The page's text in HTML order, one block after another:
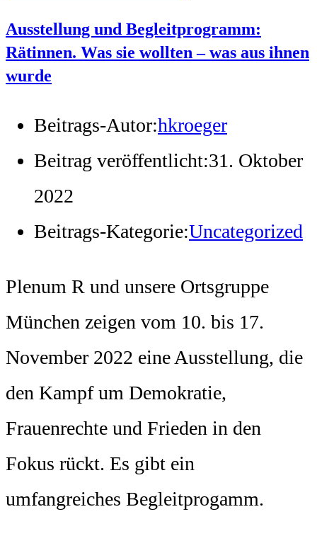
Ausstellung und Begleitprogramm:
Rätinnen. Was sie wollten – was aus ihnen
wurde
Beitrags-Autor:hkroeger
Beitrag veröffentlicht:31. Oktober
2022
Beitrags-Kategorie:Uncategorized
Plenum R und unsere Ortsgruppe
München zeigen vom 10. bis 17.
November 2022 eine Ausstellung, die
den Kampf um Demokratie,
Frauenrechte und Frieden in den
Fokus rückt. Es gibt ein
umfangreiches Begleitprogamm.